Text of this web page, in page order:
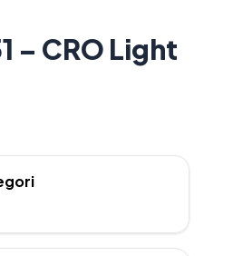
– CRO Light